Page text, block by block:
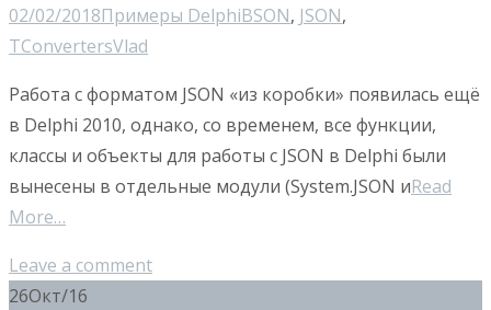
02/02/2018Примеры DelphiBSON, JSON,
TConvertersVlad
Работа с форматом JSON «из коробки» появилась ещё
в Delphi 2010, однако, со временем, все функции,
классы и объекты для работы с JSON в Delphi были
вынесены в отдельные модули (System.JSON иRead
More…
Leave a comment
26Окт/16